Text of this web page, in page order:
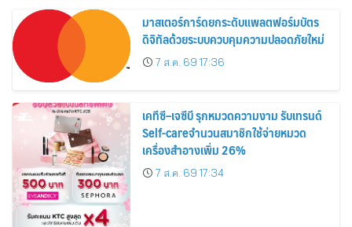
มาสเตอร์การ์ดยกระดับแพลตฟอร์มบัตร
ดิจิทัลด้วยระบบควบคุมความปลอดภัยใหม่
7 ส.ค. 69 17:36
เคทีซี–เจซีบี รุกหมวดความงาม รับเทรนด์
Self-careจำนวนสมาชิกใช้จ่ายหมวด
เครื่องสำอางเพิ่ม 26%
7 ส.ค. 69 17:34